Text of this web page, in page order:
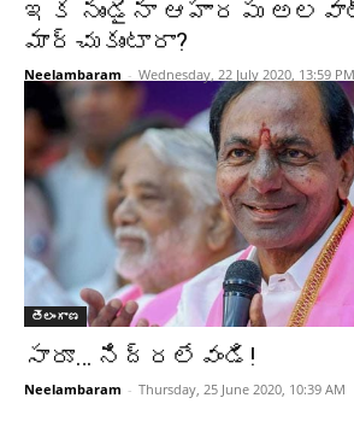
ఇక నుండైనా ఆహారపు
మార్చుకుంటారా?
Neelambaram - Wednesday, 22 July 2020, 13:59 PM
తెలంగాణ
సారూ… నిద్రలేవండి!
Neelambaram - Thursday, 25 June 2020, 10:39 AM